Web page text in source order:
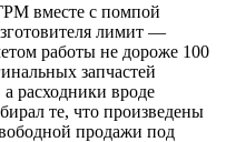
вместе с помпой
лимит —
работы не дороже 100
запчастей
расходники вроде
те, что произведены
продажи под